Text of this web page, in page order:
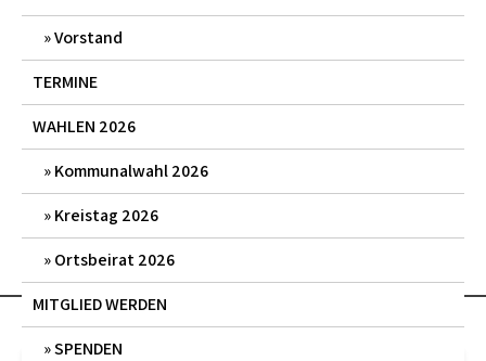
Vorstand
TERMINE
WAHLEN 2026
Kommunalwahl 2026
Kreistag 2026
Ortsbeirat 2026
MITGLIED WERDEN
SPENDEN